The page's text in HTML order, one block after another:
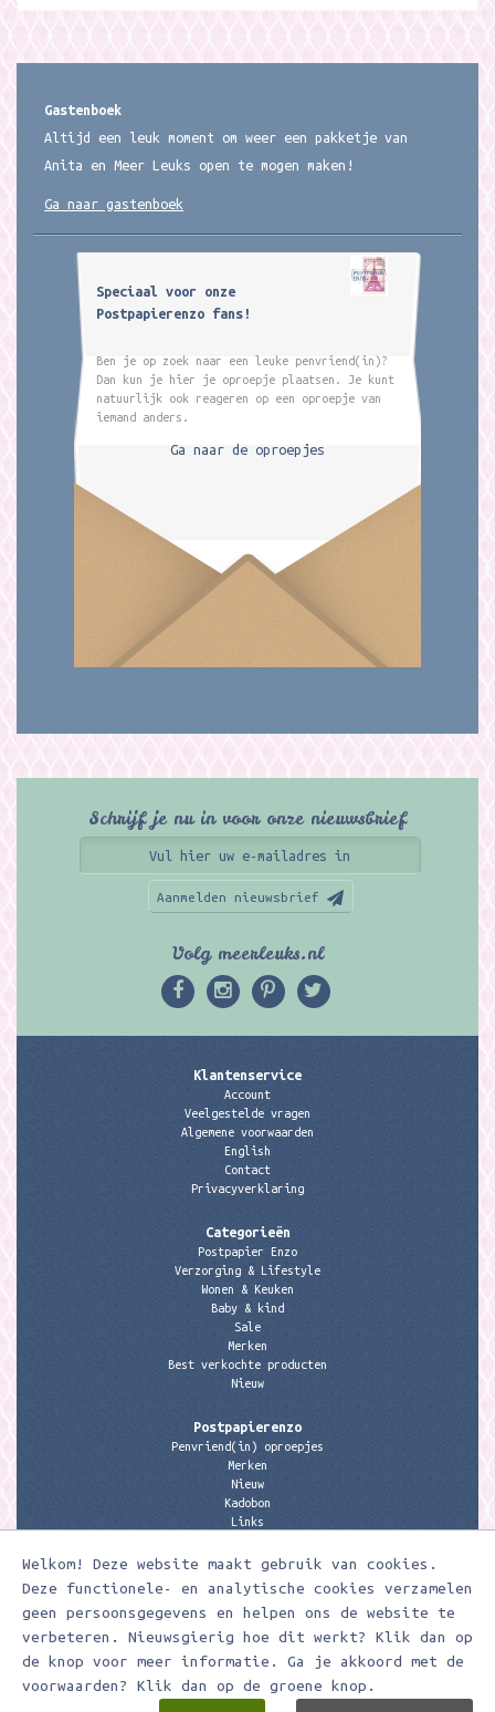
Welkom! Deze website maakt gebruik van cookies.
Deze functionele- en analytische cookies verzamelen
geen persoonsgegevens en helpen ons de website te
verbeteren. Nieuwsgierig hoe dit werkt? Klik dan op
de knop voor meer informatie. Ga je akkoord met de
voorwaarden? Klik dan op de groene knop.
Gastenboek
Altijd een leuk moment om weer een pakketje van
Anita en Meer Leuks open te mogen maken!
Ga naar gastenboek
Speciaal voor onze
Postpapierenzo fans!
Ben je op zoek naar een leuke penvriend(in)?
Dan kun je hier je oproepje plaatsen. Je kunt
natuurlijk ook reageren op een oproepje van
iemand anders.
Ga naar de oproepjes
Schrijf je nu in voor onze nieuwsbrief
Aanmelden nieuwsbrief
Volg meerleuks.nl
Klantenservice
Account
Veelgestelde vragen
Algemene voorwaarden
English
Contact
Privacyverklaring
Categorieën
Postpapier Enzo
Verzorging & Lifestyle
Wonen & Keuken
Baby & kind
Sale
Merken
Best verkochte producten
Nieuw
Postpapierenzo
Penvriend(in) oproepjes
Merken
Nieuw
Kadobon
Links
Contactgegevens
Meerleuks
anita@meerleuks.nl
06 – 107 163 36
KVK nummer: 58807179
BTW nummer: 853190859B01